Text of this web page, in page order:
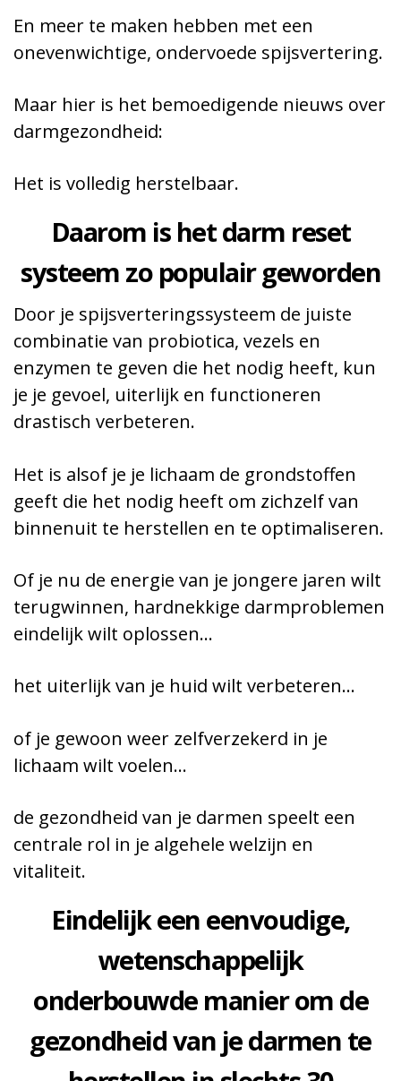
En meer te maken hebben met een
onevenwichtige, ondervoede spijsvertering.
Maar hier is het bemoedigende nieuws over
darmgezondheid:
Het is volledig herstelbaar.
Daarom is het darm reset
systeem zo populair geworden
Door je spijsverteringssysteem de juiste
combinatie van probiotica, vezels en
enzymen te geven die het nodig heeft, kun
je je gevoel, uiterlijk en functioneren
drastisch verbeteren.
Het is alsof je je lichaam de grondstoffen
geeft die het nodig heeft om zichzelf van
binnenuit te herstellen en te optimaliseren.
Of je nu de energie van je jongere jaren wilt
terugwinnen, hardnekkige darmproblemen
eindelijk wilt oplossen…
het uiterlijk van je huid wilt verbeteren…
of je gewoon weer zelfverzekerd in je
lichaam wilt voelen…
de gezondheid van je darmen speelt een
centrale rol in je algehele welzijn en
vitaliteit.
Eindelijk een eenvoudige,
wetenschappelijk
onderbouwde manier om de
gezondheid van je darmen te